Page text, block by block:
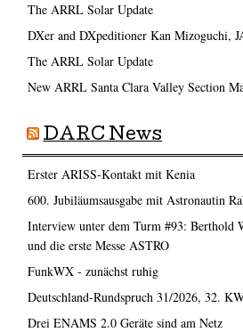
The ARRL Solar Update
DXer and DXpeditioner Kan Mizoguchi,
The ARRL Solar Update
New ARRL Santa Clara Valley Section
DARC News
Erster ARISS-Kontakt mit Kenia
600. Jubiläumsausgabe mit Astronautin
Interview unter dem Turm #93: Berthold
und die erste Messe ASTRO
FunkWX - zunächst ruhig
Deutschland-Rundspruch 31/2026, 32.
Drei ENAMS 2.0 Geräte sind am Netz